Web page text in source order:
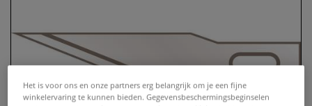
Het is voor ons en onze partners erg belangrijk om je een fijne
winkelervaring te kunnen bieden. Gegevensbeschermingsbeginselen